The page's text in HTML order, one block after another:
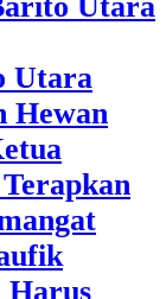
Utara
Hewan
Harus